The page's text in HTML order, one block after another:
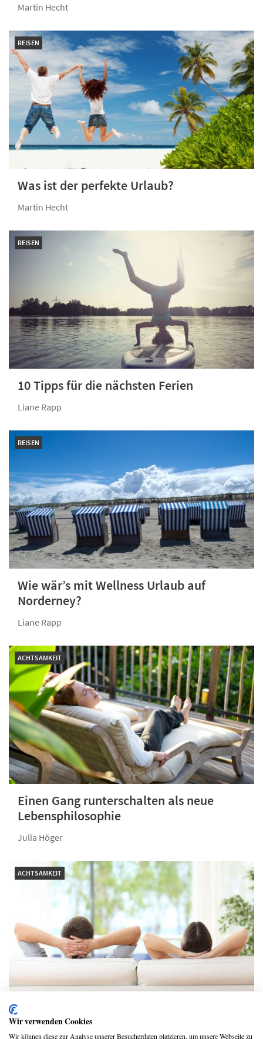
Martin Hecht
REISEN
Was ist der perfekte Urlaub?
Martin Hecht
REISEN
10 Tipps für die nächsten Ferien
Liane Rapp
REISEN
Wie wär’s mit Wellness Urlaub auf
Norderney?
Liane Rapp
ACHTSAMKEIT
Einen Gang runterschalten als neue
Lebensphilosophie
Julia Höger
ACHTSAMKEIT
Warum es wichtig ist, sich auch mal der
Muße zu widmen
Wir verwenden Cookies
Wir können diese zur Analyse unserer Besucherdaten platzieren, um unsere Webseite zu